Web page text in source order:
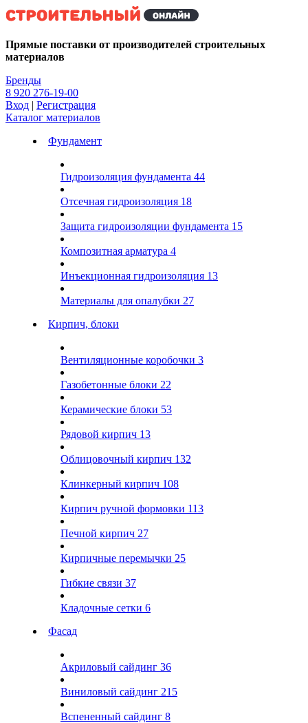
Kg
Прямые поставки от производителей строительных
материалов
Бренды
8 920 276-19-00
Вход | Регистрация
Каталог материалов
Фундамент
Гидроизоляция фундамента 44
Отсечная гидроизоляция 18
Защита гидроизоляции фундамента 15
Композитная арматура 4
Инъекционная гидроизоляция 13
Материалы для опалубки 27
Кирпич, блоки
Вентиляционные коробочки 3
Газобетонные блоки 22
Керамические блоки 53
Рядовой кирпич 13
Облицовочный кирпич 132
Клинкерный кирпич 108
Кирпич ручной формовки 113
Печной кирпич 27
Кирпичные перемычки 25
Гибкие связи 37
Кладочные сетки 6
Фасад
Акриловый сайдинг 36
Виниловый сайдинг 215
Вспененный сайдинг 8